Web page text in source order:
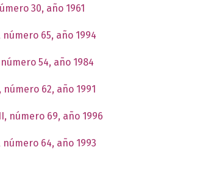
30, año 1961
65, año 1994
54, año 1984
62, año 1991
número 69, año 1996
64, año 1993